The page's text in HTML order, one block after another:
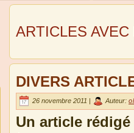
ARTICLES AVEC
DIVERS
26 novembre 2011 | Auteur:
Un article